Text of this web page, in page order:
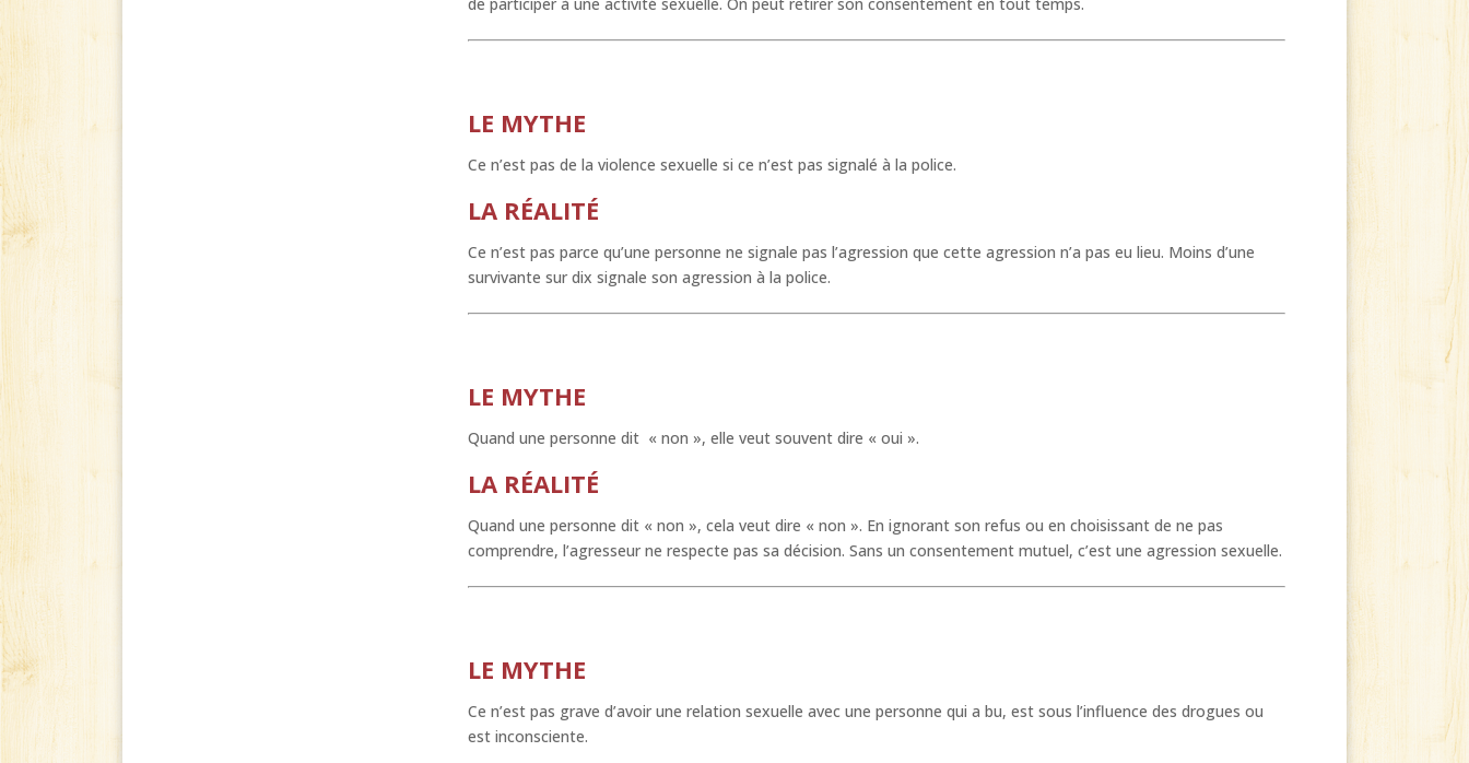
LE MYTHE
Ce n’est pas de la violence sexuelle si ce n’est pas signalé à la police.
LA RÉALITÉ
Ce n’est pas parce qu’une personne ne signale pas l’agression que cette agression n’a pas eu lieu. Moins d’une
survivante sur dix signale son agression à la police.
LE MYTHE
Quand une personne dit « non », elle veut souvent dire « oui ».
LA RÉALITÉ
Quand une personne dit « non », cela veut dire « non ». En ignorant son refus ou en choisissant de ne pas
comprendre, l’agresseur ne respecte pas sa décision. Sans un consentement mutuel, c’est une agression sexuelle.
LE MYTHE
Ce n’est pas grave d’avoir une relation sexuelle avec une personne qui a bu, est sous l’influence des drogues ou
est inconsciente.